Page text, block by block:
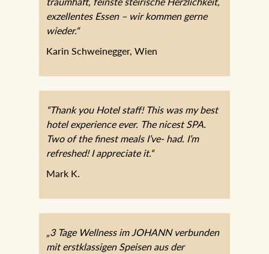
exzellentes Essen – wir kommen gerne
wieder.“
Karin Schweinegger, Wien
“Thank you Hotel staff! This was my best
hotel experience ever. The nicest SPA.
Two of the finest meals I’ve- had. I’m
refreshed! I appreciate it.“
Mark K.
„3 Tage Wellness im JOHANN verbunden
mit erstklassigen Speisen aus der